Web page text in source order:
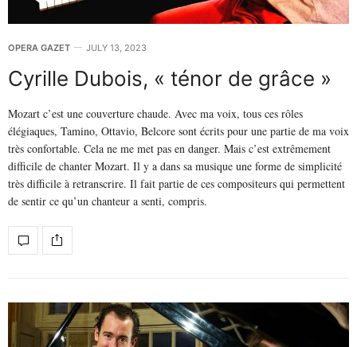
OPERA GAZET JULY 13, 2023
Cyrille Dubois, « ténor de grâce »
Mozart c’est une couverture chaude. Avec ma voix, tous ces rôles
élégiaques, Tamino, Ottavio, Belcore sont écrits pour une partie de ma voix
très confortable. Cela ne me met pas en danger. Mais c’est extrêmement
difficile de chanter Mozart. Il y a dans sa musique une forme de simplicité
très difficile à retranscrire. Il fait partie de ces compositeurs qui permettent
de sentir ce qu’un chanteur a senti, compris.